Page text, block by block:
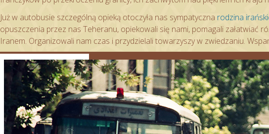
Już w autobusie szczególną opieką otoczyła nas sympatyczna rodzina
opuszczenia przez nas Teheranu, opiekowali się nami, pomagali załatwiać
Iranem. Organizowali nam czas i przydzielali towarzyszy w zwiedzaniu.